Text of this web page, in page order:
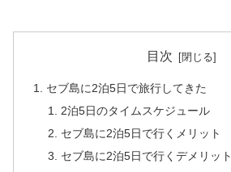
目次
セブ島に2泊5日で旅行してきた
2泊5日のタイムスケジュール
セブ島に2泊5日で行くメリット
セブ島に2泊5日で行くデメリット